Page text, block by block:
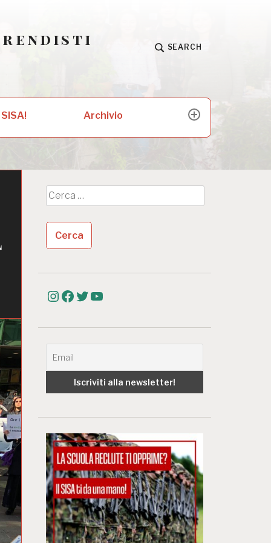
SEARCH
Archivio
expand
child
menu
Ricerca
per:
Instagram
Facebook
Twitter
YouTube